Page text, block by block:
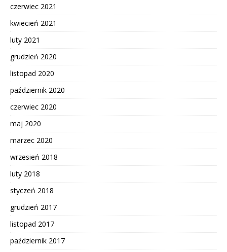
czerwiec 2021
kwiecień 2021
luty 2021
grudzień 2020
listopad 2020
październik 2020
czerwiec 2020
maj 2020
marzec 2020
wrzesień 2018
luty 2018
styczeń 2018
grudzień 2017
listopad 2017
październik 2017